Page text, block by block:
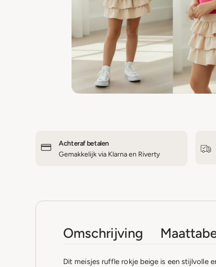
Achteraf betalen
Gemakkelijk via Klarna en Riverty
Omschrijving
Dit meisjes ruffle rokje beige is een stijlvolle